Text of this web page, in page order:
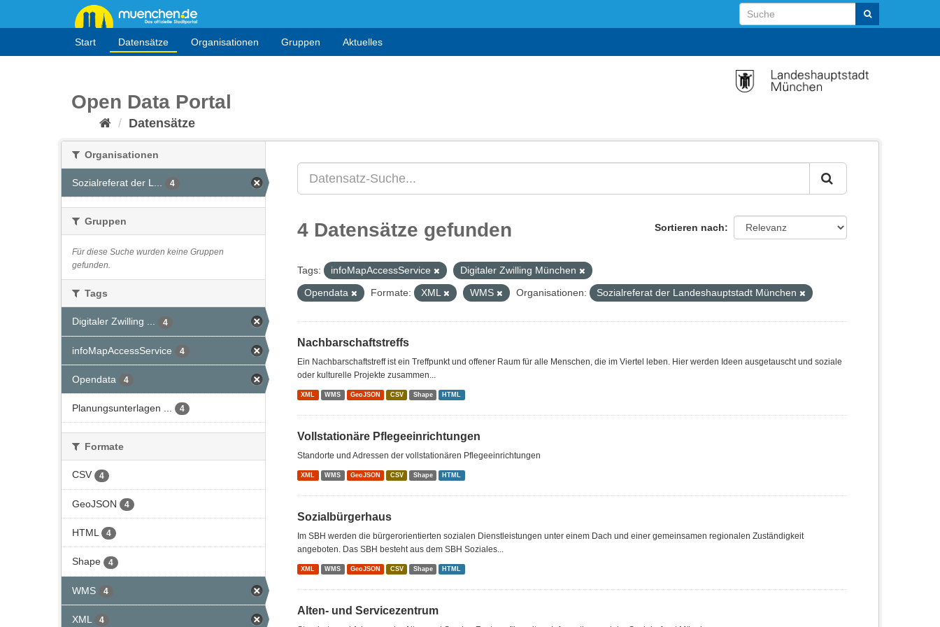
Start Datensätze Organisationen Gruppen Aktuelles
Open Data Portal
Datensätze
Organisationen
Sozialreferat der L... 4
Gruppen
Für diese Suche wurden keine Gruppen
gefunden.
Tags
Digitaler Zwilling ... 4
infoMapAccessService 4
Opendata 4
Planungsunterlagen ... 4
Formate
CSV 4
GeoJSON 4
HTML 4
Shape 4
WMS 4
XML 4
Sortieren nach
4 Datensätze gefunden
Tags: infoMapAccessService
Digitaler Zwilling München
Opendata
Formate: XML WMS Organisationen: Sozialreferat der Landeshauptstadt München
Nachbarschaftstreffs
Ein Nachbarschaftstreff ist ein Treffpunkt und offener Raum für alle Menschen, die im Viertel leben. Hier werden Ideen ausgetauscht und soziale
oder kulturelle Projekte zusammen...
XML WMS GeoJSON CSV Shape HTML
Vollstationäre Pflegeeinrichtungen
Standorte und Adressen der vollstationären Pflegeeinrichtungen
XML WMS GeoJSON CSV Shape HTML
Sozialbürgerhaus
Im SBH werden die bürgerorientierten sozialen Dienstleistungen unter einem Dach und einer gemeinsamen regionalen Zuständigkeit
angeboten. Das SBH besteht aus dem SBH Soziales...
XML WMS GeoJSON CSV Shape HTML
Alten- und Servicezentrum